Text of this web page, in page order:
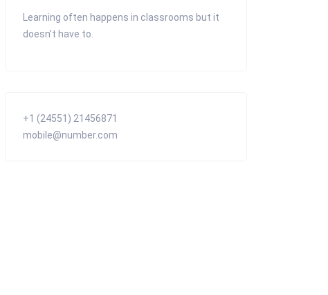
Learning often happens in classrooms but it
doesn’t have to.
+1 (24551) 21456871
mobile@number.com